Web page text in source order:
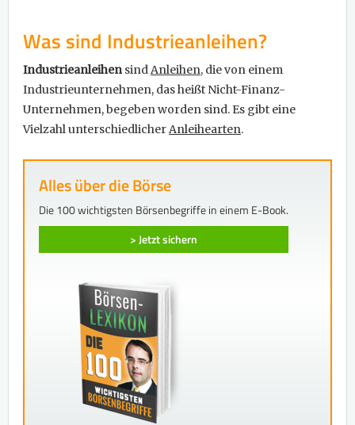
Was sind Industrieanleihen?
IndustrieanleihensindAnleihen, die von einem
Industrieunternehmen, das heißt Nicht-Finanz-
Unternehmen, begeben worden sind. Es gibt eine
Vielzahl unterschiedlicherAnleihearten.
Alles über die Börse
Die 100 wichtigsten Börsenbegriffe in einem E-Book.
> Jetzt sichern